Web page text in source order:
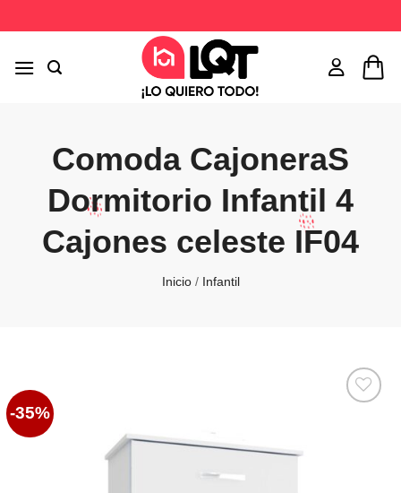
al
Comoda CajoneraS
Dormitorio Infantil 4
Cajones celeste IF04
Inicio / Infantil
-35%